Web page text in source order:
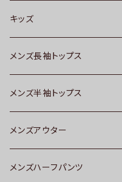
キッズ
メンズ長袖トップス
メンズ半袖トップス
メンズアウター
メンズハーフパンツ